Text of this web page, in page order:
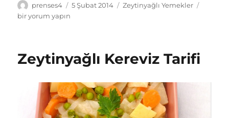
Yazar
prenses4
Yayın
5 Şubat 2014 Kategoriler
Zeytinyağlı Yemekler
bir yorum yapın
Zeytinyağlı Kereviz Tarifi